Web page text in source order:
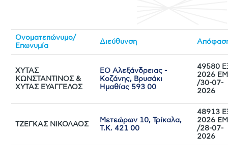
Ονοματεπώνυμο/
Επωνυμία
Διεύθυνση
ΧΥΤΑΣ
ΚΩΝΣΤΑΝΤΙΝΟΣ &
ΧΥΤΑΣ ΕΥΑΓΓΕΛΟΣ
ΕΟ Αλεξάνδρειας -
Κοζάνης, Βρυσάκι
Ημαθίας 593 00
49580
2026
/30-07-
2026
ΤΖΕΓΚΑΣ ΝΙΚΟΛΑΟΣ
Μετεώρων 10, Τρίκαλα,
Τ.Κ. 421 00
48913
2026
/28-07-
2026